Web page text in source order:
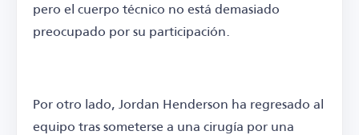
pero el cuerpo técnico no está demasiado
preocupado por su participación.
Por otro lado, Jordan Henderson ha regresado al
equipo tras someterse a una cirugía por una